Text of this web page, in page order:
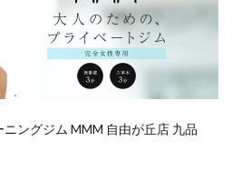
ングジム MMM 自由が丘店 九品